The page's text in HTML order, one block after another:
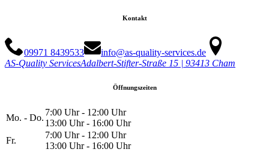
Kontakt
09971 8439533
info@as-quality-services.de
AS-Quality ServicesAdalbert-Stifter-Straße 15 | 93413 Cham
Öffnungszeiten
Mo. - Do.
7:00 Uhr - 12:00 Uhr
13:00 Uhr - 16:00 Uhr
Fr.
7:00 Uhr - 12:00 Uhr
13:00 Uhr - 16:00 Uhr